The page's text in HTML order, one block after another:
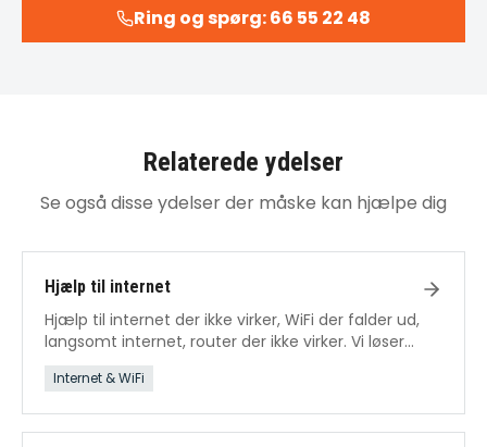
Ring og spørg: 66 55 22 48
Relaterede ydelser
Se også disse ydelser der måske kan hjælpe dig
Hjælp til internet
Hjælp til internet der ikke virker, WiFi der falder ud,
langsomt internet, router der ikke virker. Vi løser
alle internetproblemer.
Internet & WiFi